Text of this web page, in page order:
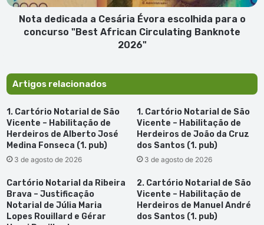
concurso
"Best
African
Nota dedicada a Cesária Évora escolhida para o
concurso "Best African Circulating Banknote
2026"
Artigos relacionados
1. Cartório Notarial de São
Vicente – Habilitação de
Herdeiros de Alberto José
Medina Fonseca (1. pub)
3 de agosto de 2026
1. Cartório Notarial de São
Vicente – Habilitação de
Herdeiros de João da Cruz
dos Santos (1. pub)
3 de agosto de 2026
Cartório Notarial da Ribeira
Brava – Justificação
Notarial de Júlia Maria
Lopes Rouillard e Gérar
2. Cartório Notarial de São
Vicente – Habilitação de
Herdeiros de Manuel André
dos Santos (1. pub)